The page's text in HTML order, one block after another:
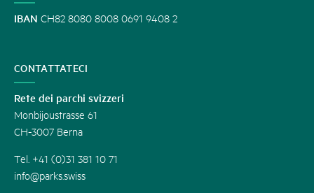
IBAN CH82 8080 8008 0691 9408 2
CONTATTATECI
Rete dei parchi svizzeri
Monbijoustrasse 61
CH-3007 Berna
Tel. +41 (0)31 381 10 71
info@parks.swiss